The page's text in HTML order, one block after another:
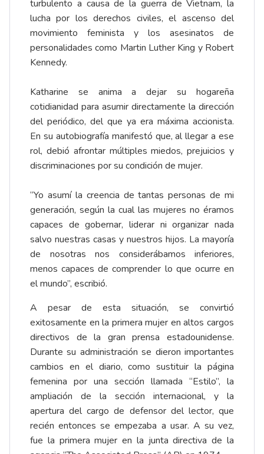
turbulento a causa de la guerra de Vietnam, la
lucha por los derechos civiles, el ascenso del
movimiento feminista y los asesinatos de
personalidades como Martin Luther King y Robert
Kennedy.
Katharine se anima a dejar su hogareña
cotidianidad para asumir directamente la dirección
del periódico, del que ya era máxima accionista.
En su autobiografía manifestó que, al llegar a ese
rol, debió afrontar múltiples miedos, prejuicios y
discriminaciones por su condición de mujer.
“Yo asumí la creencia de tantas personas de mi
generación, según la cual las mujeres no éramos
capaces de gobernar, liderar ni organizar nada
salvo nuestras casas y nuestros hijos. La mayoría
de nosotras nos considerábamos inferiores,
menos capaces de comprender lo que ocurre en
el mundo”, escribió.
A pesar de esta situación, se convirtió
exitosamente en la primera mujer en altos cargos
directivos de la gran prensa estadounidense.
Durante su administración se dieron importantes
cambios en el diario, como sustituir la página
femenina por una sección llamada “Estilo”, la
ampliación de la sección internacional, y la
apertura del cargo de defensor del lector, que
recién entonces se empezaba a usar. A su vez,
fue la primera mujer en la junta directiva de la